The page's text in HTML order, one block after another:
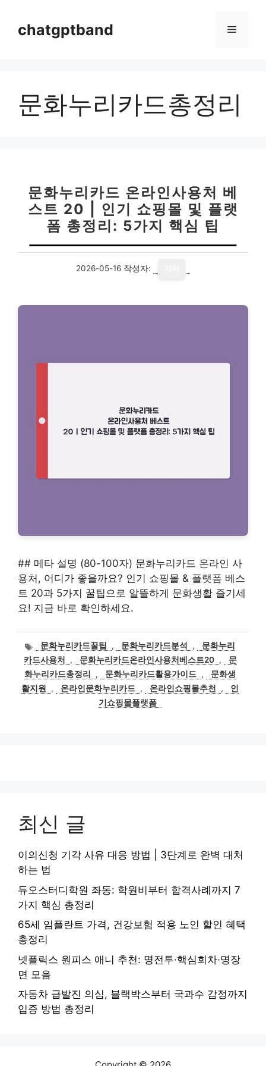
chatgptband 메
문화누리카드총정리
문화누리카드 온라인사용처 베
스트 20 | 인기 쇼핑몰 및 플랫
폼 총정리: 5가지 핵심 팁
2026-05-16 작성자:
## 메타 설명 (80-100자) 문화누리카드 온라인 사
용처, 어디가 좋을까요? 인기 쇼핑몰 & 플랫폼 베스
트 20과 5가지 꿀팁으로 알뜰하게 문화생활 즐기세
요! 지금 바로 확인하세요.
태
그
문화누리카드꿀팁 , 문화누리카드분석 ,
문화누리
카드사용처
, 문화누리카드온라인사용처베스트20 ,
문
화누리카드총정리
, 문화누리카드활용가이드 ,
문화생
활지원
, 온라인문화누리카드 , 온라인쇼핑몰추천 ,
인
기쇼핑몰플랫폼
최신 글
이의신청 기각 사유 대응 방법 | 3단계로 완벽 대처
하는 법
듀오스터디학원 좌동: 학원비부터 합격사례까지 7
가지 핵심 총정리
65세 임플란트 가격, 건강보험 적용 노인 할인 혜택
총정리
넷플릭스 원피스 애니 추천: 명전투·핵심회차·명장
면 모음
자동차 급발진 의심, 블랙박스부터 국과수 감정까지
입증 방법 총정리